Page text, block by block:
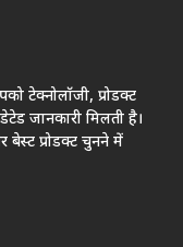
टेक्नोलॉजी, प्रोडक्ट
जानकारी मिलती है।
बेस्ट प्रोडक्ट चुनने में